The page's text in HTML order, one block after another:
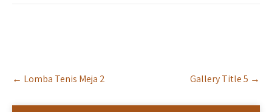
Post
navigation
← Lomba Tenis Meja 2 Gallery Title 5 →